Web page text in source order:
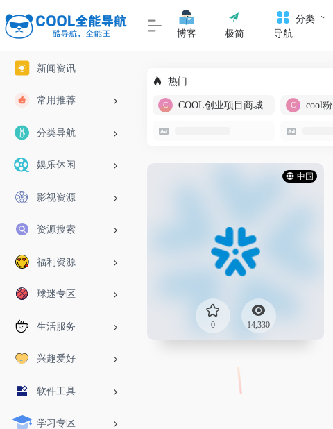
新闻资讯
常用推荐
分类导航
娱乐休闲
影视资源
资源搜索
福利资源
球迷专区
生活服务
兴趣爱好
软件工具
学习专区
博客 极简
分类
导航
热门
COOL创业项目商城
中国
0 14,330